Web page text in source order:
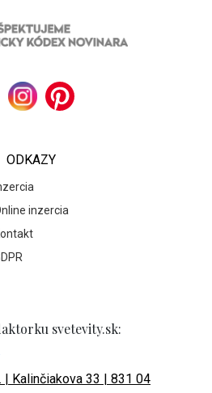
ODKAZY
inzercia
svetevity.sk:
| Kalinčiakova 33 | 831 04